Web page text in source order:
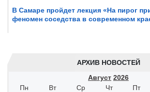
В Самаре пройдет лекция «На пирог
феномен соседства в современном
АРХИВ НОВОСТЕЙ
Август 2026
Пн
Вт Ср Чт Пт